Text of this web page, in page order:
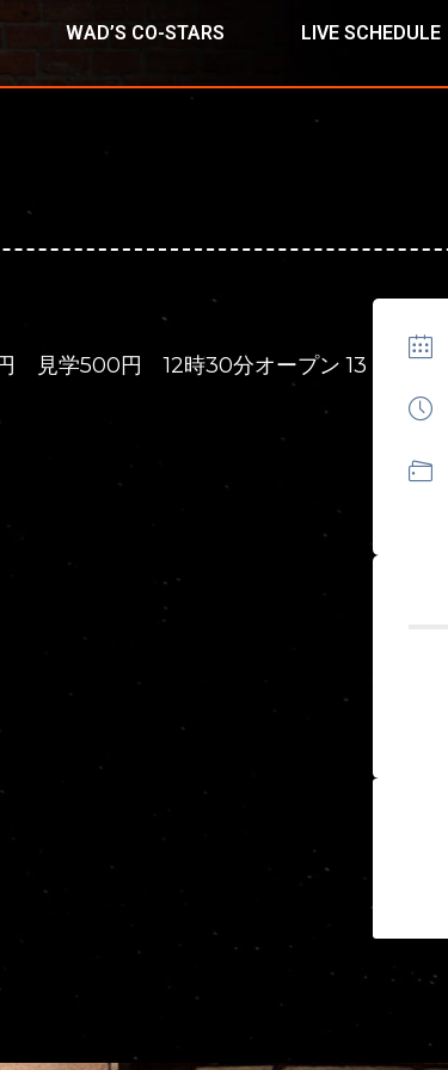
WAD’S CO-STARS LIVE SCHEDULE
見学500円 12時30分オープン 13